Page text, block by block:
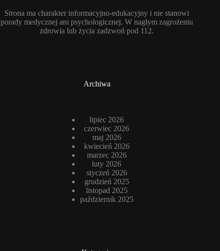
Strona ma charakter informacyjno-edukacyjny i nie stanowi
porady medycznej ani psychologicznej. W nagłym zagrożeniu
zdrowia lub życia zadzwoń pod 112.
Archiwa
lipiec 2026
czerwiec 2026
maj 2026
kwiecień 2026
marzec 2026
luty 2026
styczeń 2026
grudzień 2025
listopad 2025
październik 2025